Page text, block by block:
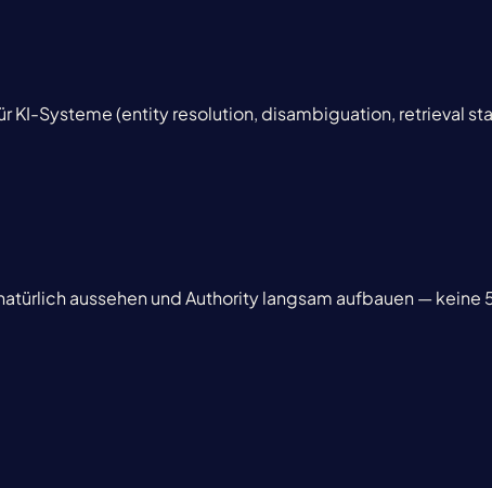
KI-Systeme (entity resolution, disambiguation, retrieval
aussehen und Authority langsam aufbauen —